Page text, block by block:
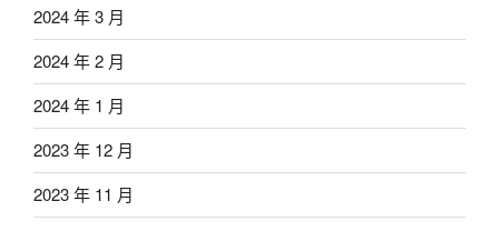
2024 年 3 月
2024 年 2 月
2024 年 1 月
2023 年 12 月
2023 年 11 月